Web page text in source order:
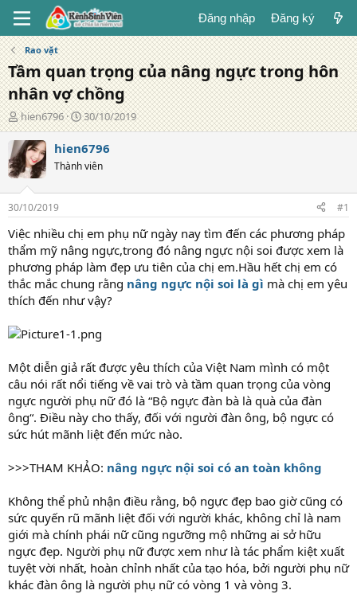
Đăng nhập Đăng ký
Rao vặt
Tầm quan trọng của nâng ngực trong hôn
nhân vợ chồng
T
á
c
g
i
ả
hien6796
N
g
à
đ
g
30/10/2019
hien6796
Thành viên
30/10/2019 #1
Việc nhiều chị em phụ nữ ngày nay tìm đến các phương pháp
thẩm mỹ nâng ngực,trong đó nâng ngực nội soi được xem là
phương pháp làm đẹp ưu tiên của chị em.Hầu hết chị em có
thắc mắc chung rằng nâng ngực nội soi là gì mà chị em yêu
thích đến như vậy?
Một diễn giả rất được yêu thích của Việt Nam mình có một
câu nói rất nổi tiếng về vai trò và tầm quan trọng của vòng
ngực người phụ nữ đó là “Bộ ngực đàn bà là quà của đàn
ông“. Điều này cho thấy, đối với người đàn ông, bộ ngực có
sức hút mãnh liệt đến mức nào.
>>>THAM KHẢO: nâng ngực nội soi có an toàn không
Không thể phủ nhận điều rằng, bộ ngực đẹp bao giờ cũng có
sức quyến rũ mãnh liệt đối với người khác, không chỉ là nam
giới mà chính phái nữ cũng ngưỡng mộ những ai sở hữu
ngực đẹp. Người phụ nữ được xem như là tác phẩm kiệt xuất
tuyệt vời nhất, hoàn chỉnh nhất của tạo hóa, bởi người phụ nữ
khác đàn ông là người phụ nữ có vòng 1 và vòng 3.